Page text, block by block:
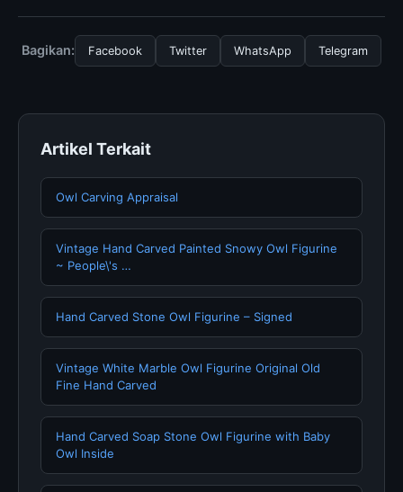
halaman resmi kami secara berkala. Kami selalu
memperbarui konten dengan informasi terkini dan
Bagikan: Facebook Twitter WhatsApp Telegram
Artikel Terkait
Owl Carving Appraisal
Vintage Hand Carved Painted Snowy Owl Figurine
~ People\'s …
Hand Carved Stone Owl Figurine – Signed
Vintage White Marble Owl Figurine Original Old
Fine Hand Carved
Hand Carved Soap Stone Owl Figurine with Baby
Owl Inside